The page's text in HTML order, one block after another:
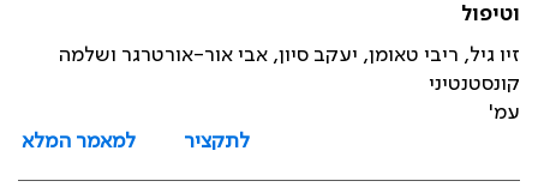
וטיפול
זיו גיל, ריבי טאומן, יעקב סיון, אבי אור-אורטרגר ושלמה
קונסטנטיני
עמ'
לתקציר
למאמר המלא